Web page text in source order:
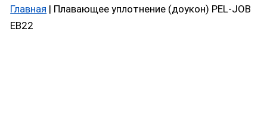
Главная | Плавающее уплотнение (доукон) PEL-JOB
EB22